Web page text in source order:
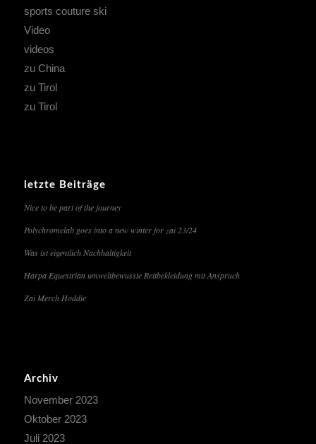
sports couture ski
Video
videos
zu China
zu Tirol
zu Tirol
letzte Beiträge
Nice to be part of the journey
Polychromelab goes into a new winter for zai 23/24
Was ist eigentlich Nachhaltigkeit
Harpa Equestrian umweltbewusste Reitbekleidung mit Anspruch
Zai Merch Hoddie
Archiv
November 2023
Oktober 2023
Juli 2023